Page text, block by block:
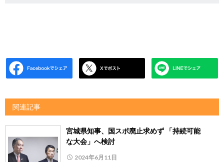
関連記事
宮城県知事、国スポ廃止求めず 「持続可能
な大会」へ検討
2024年6月11日